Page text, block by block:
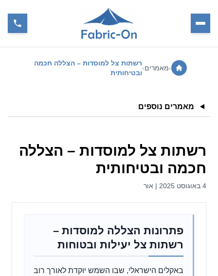
›מאמרים›
רשתות צל למוסדות – הצללה חכמה
ובטיחותית
מאמרים נוספים
רשתות צל למוסדות – הצללה
חכמה ובטיחותית
4 באוגוסט 2025 | אור
פתרונות הצללה למוסדות –
רשתות צל יעילות ובטוחות
באקלים הישראלי, שבו השמש יוקדת לאורך רוב